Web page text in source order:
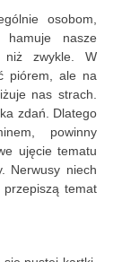
osobom,
nasze
niż zwykle. W
piórem, ale na
nas strach.
zdań. Dlatego
powinny
ujęcie tematu
Nerwusy niech
temat